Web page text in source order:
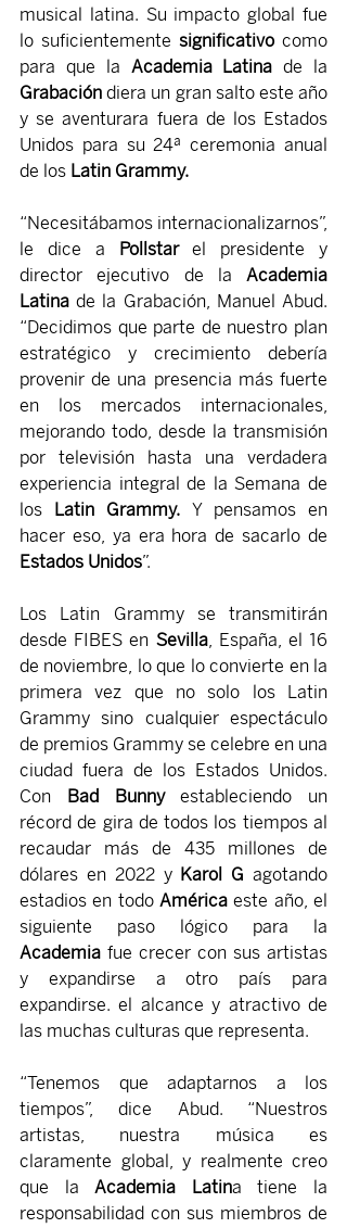
musical latina. Su impacto global fue
lo suficientemente significativo como
para que la Academia Latina
Grabación diera un gran salto este año
y se aventurara fuera de los Estados
Unidos para su 24ª ceremonia anual
de los Latin Grammy.
“Necesitábamos internacionalizarnos”,
le dice a Pollstar el presidente y
director ejecutivo de la Academia
Latina de la Grabación, Manuel Abud.
“Decidimos que parte de nuestro plan
estratégico y crecimiento debería
provenir de una presencia más fuerte
en los mercados internacionales,
mejorando todo, desde la transmisión
por televisión hasta una verdadera
experiencia integral de la Semana de
los Latin Grammy. Y pensamos en
Estados Unidos”.
Los Latin Grammy se transmitirán
desde FIBES en Sevilla, España, el 16
de noviembre, lo que lo convierte en la
primera vez que no solo los Latin
Grammy sino cualquier espectáculo
de premios Grammy se celebre en una
ciudad fuera de los Estados Unidos.
Con Bad Bunny estableciendo un
récord de gira de todos los tiempos al
recaudar más de 435 millones de
dólares en 2022 y Karol G agotando
estadios en todo América este año, el
Academia fue crecer con sus artistas
y expandirse a otro país para
expandirse. el alcance y atractivo de
las muchas culturas que representa.
“Tenemos que adaptarnos a los
tiempos”, dice Abud. “Nuestros
artistas, nuestra música es
claramente global, y realmente creo
que la Academia Latina tiene la
responsabilidad con sus miembros de